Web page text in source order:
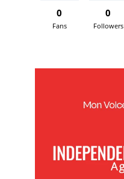
0
Fans
0
Followers